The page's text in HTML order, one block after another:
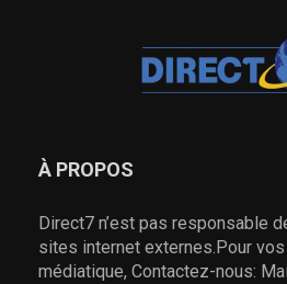
À PROPOS
Direct7 n’est pas responsable
sites internet externes.Pour
médiatique, Contactez-nous: